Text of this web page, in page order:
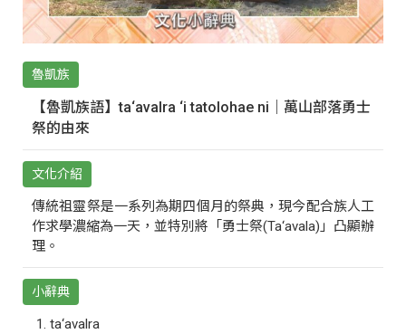
魯凱族
【魯凱族語】ta‘avalra ‘i tatolohae ni｜萬山部落勇士
祭的由來
文化介紹
傳統祖靈祭是一系列為期四個月的祭典，現今配合族人工
作求學濃縮為一天，並特別將「勇士祭(Ta‘avala)」凸顯辦
理。
小辭典
ta‘avalra